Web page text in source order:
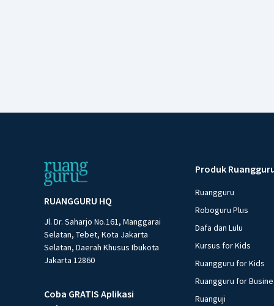
RUANGGURU HQ
Jl. Dr. Saharjo No.161, Manggarai
Selatan, Tebet, Kota Jakarta
Selatan, Daerah Khusus Ibukota
Jakarta 12860
Coba GRATIS Aplikasi
Produk
Ruangguru
Roboguru Plus
Dafa dan Lulu
Kursus for Kids
Ruangguru for Kids
Ruangguru for
Ruanguji